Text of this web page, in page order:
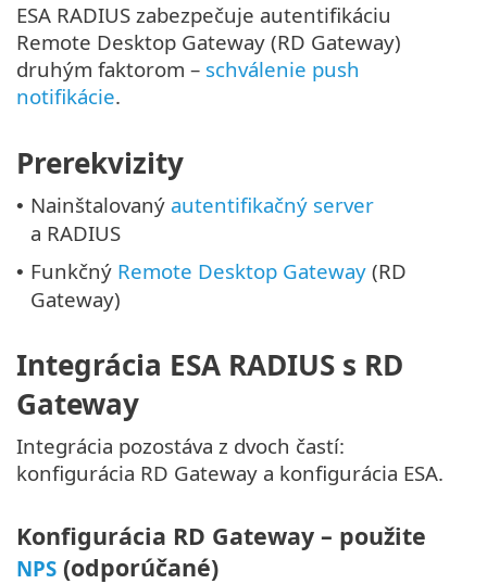
ESA RADIUS zabezpečuje autentifikáciu
Remote Desktop Gateway (RD Gateway)
druhým faktorom – schválenie push
notifikácie.
Prerekvizity
• Nainštalovaný autentifikačný server
a RADIUS
• Funkčný Remote Desktop Gateway (RD
Gateway)
Integrácia ESA RADIUS s RD
Gateway
Integrácia pozostáva z dvoch častí:
konfigurácia RD Gateway a konfigurácia ESA.
Konfigurácia RD Gateway – použite
NPS (odporúčané)